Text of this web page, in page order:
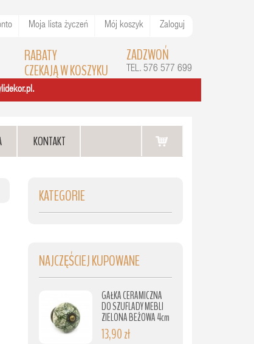
Moja lista życzeń Mój koszyk Zaloguj
ZADZWOŃ
TEL. 576 577 699
RABATY
CZEKAJĄ W KOSZYKU
KONTAKT
KATEGORIE
NAJCZĘŚCIEJ KUPOWANE
GAŁKA CERAMICZNA
DO SZUFLADY MEBLI
ZIELONA BEŻOWA 4cm
13,90 zł